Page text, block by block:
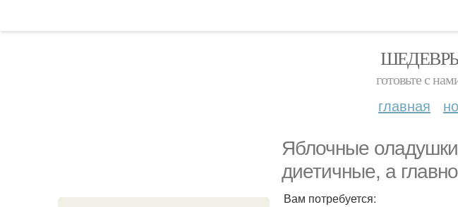
готовьте с
главная
Яблочные
диетичные, а
Вам потребуется: